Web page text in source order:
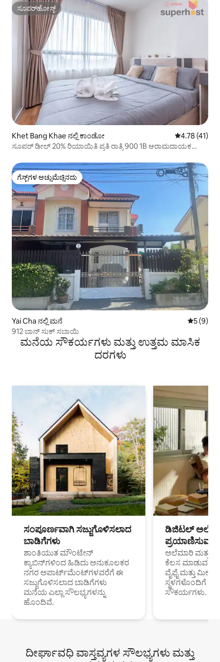
ಸೂಪರ್‌ಹೋಸ್ಟ್
ಸೂಪರ್‌ಹೋಸ್ಟ್
Khet Bang Khae ನಲ್ಲಿ ಕಾಂಡೋ 5 ರಲ್ಲಿ 4.78
4.78 (41)
ಸೂಪರ್ ಡೀಲ್ 20% ರಿಯಾಯಿತಿ ಪ್ರತಿ ರಾತ್ರಿ 900 1B ಆರಾಮದಾಯಕ
ಗೆಸ್ಟ್‌ಗಳ ಅಚ್ಚುಮೆಚ್ಚಿನದು
ಗೆಸ್ಟ್‌ಗಳ ಅಚ್ಚುಮೆಚ್ಚಿನದು
Yai Cha ನಲ್ಲಿ ಮನೆ 5 ರಲ್ಲಿ 5
5 (9)
912 ಬಾನ್ ಸುಕ್ ಸಬಾಯಿ
ಮನೆಯ ಸೌಕರ್ಯಗಳು ಮತ್ತು ಉತ್ತಮ ಮಾಸಿಕ
ದರಗಳು
ಸಂಪೂರ್ಣವಾಗಿ ಸಜ್ಜುಗೊಳಿಸಲಾದ
ಬಾಡಿಗೆಗಳು
ಶಾಂತಿಯುತ ಮೌಂಟೇನ್
ಕ್ಯಾಬಿನ್‌ಗಳಿಂದ ಹಿಡಿದು ಅನುಕೂಲಕರ
ನಗರ ಅಪಾರ್ಟ್‌ಮೆಂಟ್‌ಗಳವರೆಗೆ ಈ
ಸಜ್ಜುಗೊಳಿಸಲಾದ ಬಾಡಿಗೆಗಳು
ಮನೆಯ ಎಲ್ಲಾ ಸೌಲಭ್ಯಗಳನ್ನು
ಹೊಂದಿವೆ.
ಡಿಜಿಟಲ್
ಪ್ರಯಾಣಿಸುವ
ಅಲೆಮಾರಿ ಮತ್ತು
ಕೆಲಸ ಮಾಡುವ
ವೈಫೈ ಮತ್ತು
ಸ್ಥಳಗಳೊಂದಿಗೆ
ಸೌಕರ್ಯಗಳು.
ದೀರ್ಘಾವಧಿ ವಾಸ್ತವ್ಯಗಳ ಸೌಲಭ್ಯಗಳು ಮತ್ತು